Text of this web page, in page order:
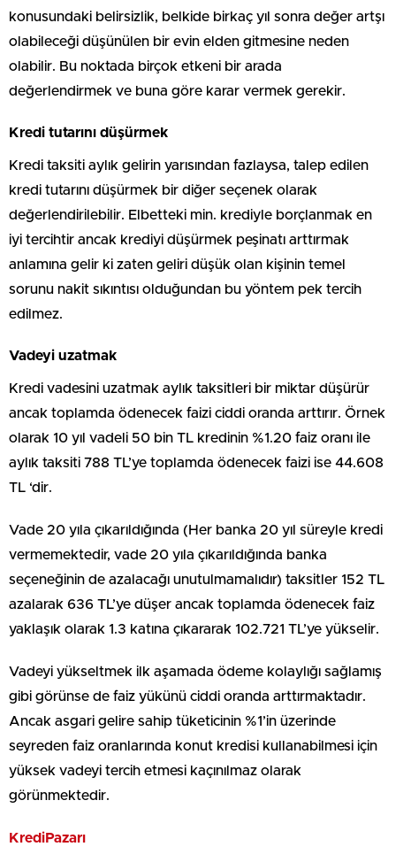
konusundaki belirsizlik, belkide birkaç yıl sonra değer artşı
olabileceği düşünülen bir evin elden gitmesine neden
olabilir. Bu noktada birçok etkeni bir arada
değerlendirmek ve buna göre karar vermek gerekir.
Kredi tutarını düşürmek
Kredi taksiti aylık gelirin yarısından fazlaysa, talep edilen
kredi tutarını düşürmek bir diğer seçenek olarak
değerlendirilebilir. Elbetteki min. krediyle borçlanmak en
iyi tercihtir ancak krediyi düşürmek peşinatı arttırmak
anlamına gelir ki zaten geliri düşük olan kişinin temel
sorunu nakit sıkıntısı olduğundan bu yöntem pek tercih
edilmez.
Vadeyi uzatmak
Kredi vadesini uzatmak aylık taksitleri bir miktar düşürür
ancak toplamda ödenecek faizi ciddi oranda arttırır. Örnek
olarak 10 yıl vadeli 50 bin TL kredinin %1.20 faiz oranı ile
aylık taksiti 788 TL’ye toplamda ödenecek faizi ise 44.608
TL ‘dir.
Vade 20 yıla çıkarıldığında (Her banka 20 yıl süreyle kredi
vermemektedir, vade 20 yıla çıkarıldığında banka
seçeneğinin de azalacağı unutulmamalıdır) taksitler 152 TL
azalarak 636 TL’ye düşer ancak toplamda ödenecek faiz
yaklaşık olarak 1.3 katına çıkararak 102.721 TL’ye yükselir.
Vadeyi yükseltmek ilk aşamada ödeme kolaylığı sağlamış
gibi görünse de faiz yükünü ciddi oranda arttırmaktadır.
Ancak asgari gelire sahip tüketicinin %1’in üzerinde
seyreden faiz oranlarında konut kredisi kullanabilmesi için
yüksek vadeyi tercih etmesi kaçınılmaz olarak
görünmektedir.
KrediPazarı